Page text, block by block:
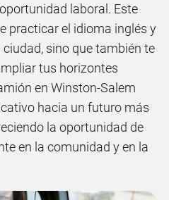
laboral. Este
practicar el idioma inglés y
sino que también te
tus horizontes
en Winston-Salem
hacia un futuro más
la oportunidad de
en la comunidad y en la